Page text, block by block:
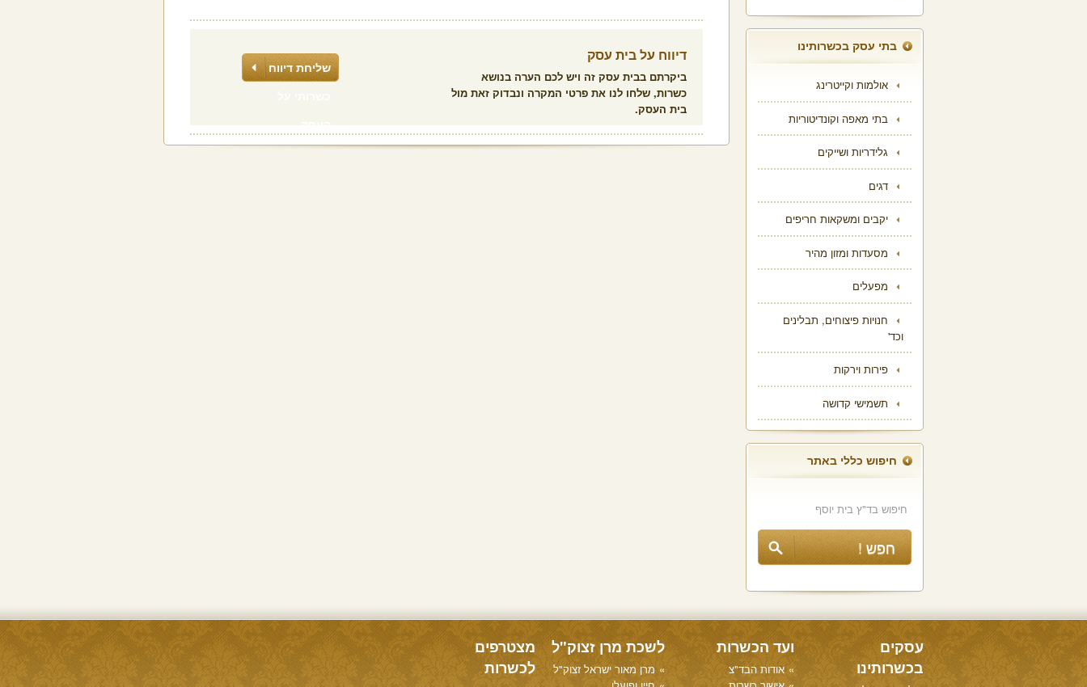
בתי עסק בכשרותינו
אולמות וקייטרינג
בתי מאפה וקונדיטוריות
גלידריות ושייקים
דגים
יקבים ומשקאות חריפים
מסעדות ומזון מהיר
מפעלים
חנויות פיצוחים, תבלינים
וכד'
פירות וירקות
תשמישי קדושה
חיפוש כללי באתר
דיווח על בית עסק
ביקרתם בבית עסק זה ויש לכם הערה בנושא
כשרות, שלחו לנו את פרטי המקרה ונבדוק זאת מול
בית העסק.
שליחת דיווח
עסקים
בכשרותינו
ועד הכשרות
אודות הבד"צ
לשכת מרן זצוק"ל
מרן מאור ישראל זצוק"ל
מצטרפים
לכשרות